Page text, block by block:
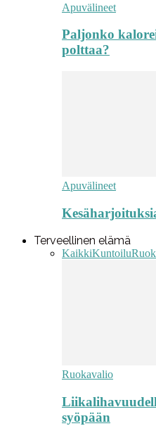
Apuvälineet
Paljonko
polttaa?
Apuvälineet
Terveellinen elämä
KaikkiKuntoilu
Ruokavalio
syöpään